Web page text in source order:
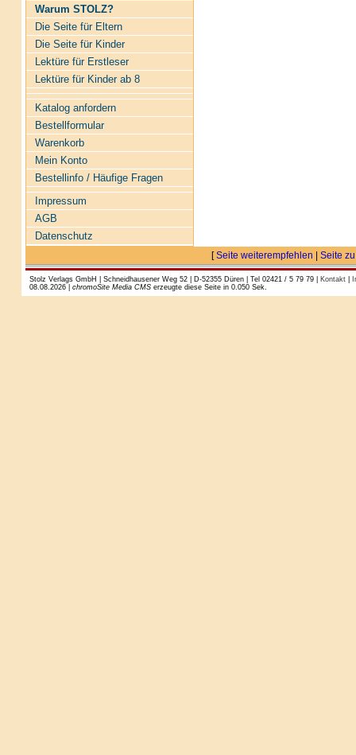
Warum STOLZ?
Die Seite für Eltern
Die Seite für Kinder
Lektüre für Erstleser
Lektüre für Kinder ab 8
Katalog anfordern
Bestellformular
Warenkorb
Mein Konto
Bestellinfo / Häufige Fragen
Impressum
AGB
Datenschutz
[Seite weiterempfehlen Seite
Stolz Verlags GmbH | Schneidhausener Weg 52 | D-52355 Düren | Tel 02421 / 5 79 79 | Kontakt|
08.08.2026 | chromoSite Media CMSerzeugte diese Seite in 0.050 Sek.